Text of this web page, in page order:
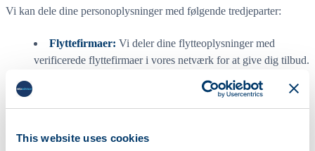
This website uses cookies
Vi kan dele dine personoplysninger med følgende tredjeparter:
Flyttefirmaer: Vi deler dine flytteoplysninger med
verificerede flyttefirmaer i vores netværk for at give dig tilbud.
Tredjepartsvirksomheder, der udfører
tjenester på vores vegne, såsom hosting, analyse og e-
Forretningspartnere: